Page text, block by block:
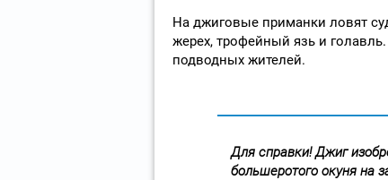
На джиговые приманки ловят
жерех, трофейный язь и
подводных жителей.
Для справки! Джиг
большеротого окуня на